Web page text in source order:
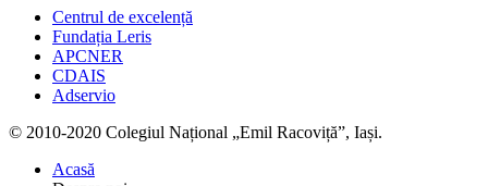
Centrul de excelență
Fundația Leris
APCNER
CDAIS
Adservio
© 2010-2020 Colegiul Național „Emil Racoviță”, Iași.
Acasă